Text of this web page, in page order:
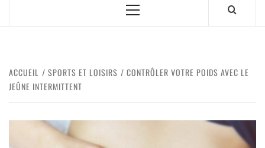
ACCUEIL SPORTS ET LOISIRS
CONTRÔLER VOTRE POIDS AVEC LE
JEÛNE INTERMITTENT